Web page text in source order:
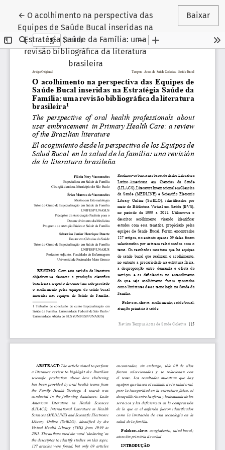
← Voltar aos Detalhes do Artigo
O acolhimento na perspectiva das
Equipes de Saúde Bucal inseridas na
Estratégia Saúde da Família: uma
revisão bibliográfica da literatura
brasileira
Baixar